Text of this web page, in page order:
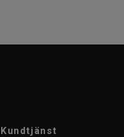
Kundtjänst